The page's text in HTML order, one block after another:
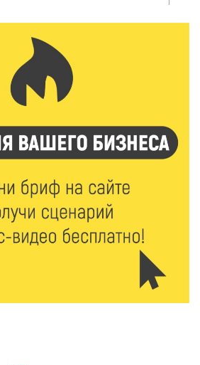
провели на площади
культуры
бассейн
провели Арбузный книжный
442